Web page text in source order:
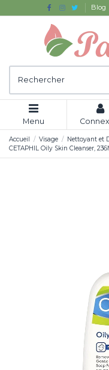
Blog
Menu
Accueil Visage Nettoyant et
CETAPHIL Oily Skin Cleanser,